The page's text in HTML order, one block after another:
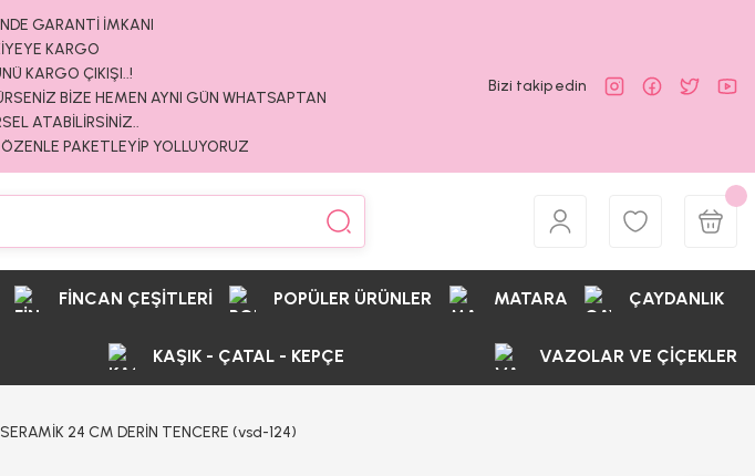
GARANTİ İMKANI
KARGO
KARGO ÇIKIŞI..!
BİZE HEMEN AYNI GÜN WHATSAPTAN
ATABİLİRSİNİZ..
PAKETLEYİP YOLLUYORUZ
Bizi takip edin
FİNCAN ÇEŞİTLERİ POPÜLER ÜRÜNLER MATARA ÇAYDANLIK
KAŞIK - ÇATAL - KEPÇE VAZOLAR VE ÇİÇEKLER
24 CM DERİN TENCERE (vsd-124)